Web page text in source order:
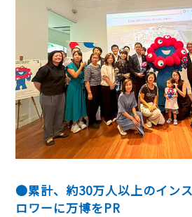
●累計、約30万人以上のイン
ロワーに万博をPR